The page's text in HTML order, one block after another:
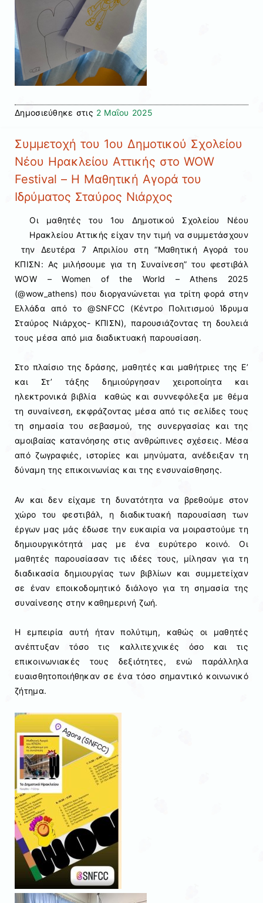
Δημοσιεύθηκε στις 2 Μαΐου 2025
Συμμετοχή του 1ου Δημοτικού Σχολείου
Νέου Ηρακλείου Αττικής στο WOW
Festival – Η Μαθητική Αγορά του
Ιδρύματος Σταύρος Νιάρχος
Οι μαθητές του 1ου Δημοτικού Σχολείου Νέου
Ηρακλείου Αττικής είχαν την τιμή να συμμετάσχουν
την Δευτέρα 7 Απριλίου στη “Μαθητική Αγορά του
ΚΠΙΣΝ: Ας μιλήσουμε για τη Συναίνεση” του φεστιβάλ
WOW – Women of the World – Athens 2025
(@wow_athens) που διοργανώνεται για τρίτη φορά στην
Ελλάδα
από το @SNFCC (Κέντρο Πολιτισμού Ίδρυμα
Σταύρος Νιάρχος- ΚΠΙΣΝ), παρουσιάζοντας τη δουλειά
τους μέσα από μια διαδικτυακή παρουσίαση.
Στο πλαίσιο της δράσης, μαθητές και μαθήτριες της Ε’
και Στ’ τάξης δημιούργησαν χειροποίητα και
ηλεκτρονικά βιβλία καθώς και συννεφόλεξα με θέμα
τη συναίνεση, εκφράζοντας μέσα από τις σελίδες τους
τη σημασία του σεβασμού, της συνεργασίας και της
αμοιβαίας κατανόησης στις ανθρώπινες σχέσεις. Μέσα
από ζωγραφιές, ιστορίες και μηνύματα, ανέδειξαν τη
δύναμη της επικοινωνίας και της ενσυναίσθησης.
Αν και δεν είχαμε τη δυνατότητα να βρεθούμε στον
χώρο του φεστιβάλ, η διαδικτυακή παρουσίαση των
έργων μας μάς έδωσε την ευκαιρία να μοιραστούμε τη
δημιουργικότητά μας με ένα ευρύτερο κοινό. Οι
μαθητές παρουσίασαν τις ιδέες τους, μίλησαν για τη
διαδικασία δημιουργίας των βιβλίων και συμμετείχαν
σε έναν εποικοδομητικό διάλογο για τη σημασία της
συναίνεσης στην καθημερινή ζωή.
Η εμπειρία αυτή ήταν πολύτιμη, καθώς οι μαθητές
ανέπτυξαν τόσο τις καλλιτεχνικές όσο και τις
επικοινωνιακές τους δεξιότητες, ενώ παράλληλα
ευαισθητοποιήθηκαν σε ένα τόσο σημαντικό κοινωνικό
ζήτημα.